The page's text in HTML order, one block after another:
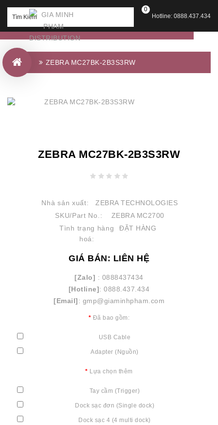
Hotline: 0888.437.434
0
ZEBRA MC27BK-2B3S3RW
ZEBRA MC27BK-2B3S3RW
Nhà sản xuất:
ZEBRA TECHNOLOGIES
SKU/Part No.:
ZEBRA MC2700
Tình trạng hàng
hoá:
ĐẶT HÀNG
GIÁ BÁN: LIÊN HỆ
[Zalo] : 0888437434
[Hotline]: 0888.437.434
[Email]: gmp@giaminhpham.com
Đã bao gồm:
USB Cable
Adapter (Nguồn)
Lựa chọn thêm
Tay cầm (Trigger)
Dock sạc đơn (Single dock)
Dock sạc 4 (4 multi dock)